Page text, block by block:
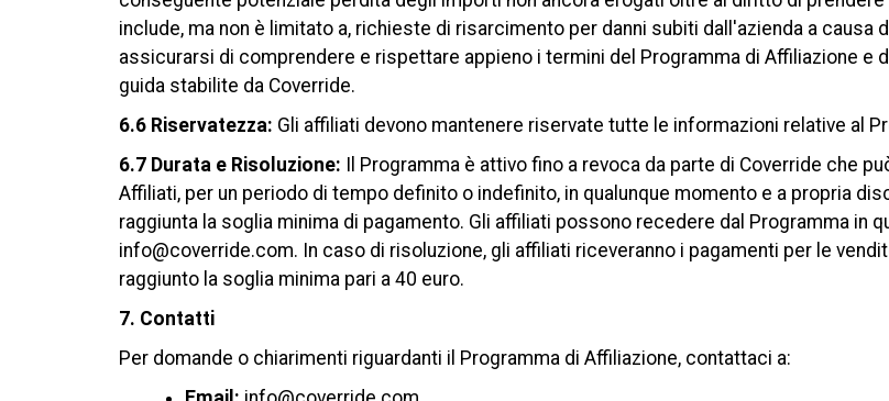
include, ma non è limitato a, richieste di risarcimento per danni subiti dall'azienda a causa
assicurarsi di comprendere e rispettare appieno i termini del Programma di Affiliazione e
guida stabilite da Coverride.
6.6 Riservatezza: Gli affiliati devono mantenere riservate tutte le informazioni relative al
6.7 Durata e Risoluzione: Il Programma è attivo fino a revoca da parte di Coverride che
Affiliati, per un periodo di tempo definito o indefinito, in qualunque momento e a propria
raggiunta la soglia minima di pagamento. Gli affiliati possono recedere dal Programma in
info@coverride.com. In caso di risoluzione, gli affiliati riceveranno i pagamenti per le
raggiunto la soglia minima pari a 40 euro.
7. Contatti
Per domande o chiarimenti riguardanti il Programma di Affiliazione, contattaci a: